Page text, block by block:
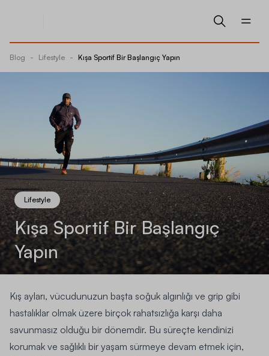
Blog - Lifestyle - Kışa Sportif Bir Başlangıç Yapın
Lifestyle
Kışa Sportif Bir Başlangıç
Yapın
Kış ayları, vücudunuzun başta soğuk algınlığı ve grip gibi
hastalıklar olmak üzere birçok rahatsızlığa karşı daha
savunmasız olduğu bir dönemdir. Bu süreçte kendinizi
korumak ve sağlıklı bir yaşam sürmeye devam etmek için,